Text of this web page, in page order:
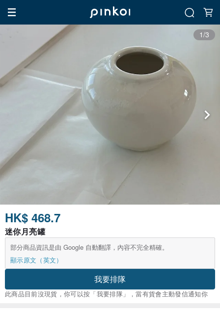
1/3
HK$ 468.7
迷你月亮罐
部分商品資訊是由 Google 自動翻譯，內容不完全精確。
顯示原文（英文）
我要排隊
此商品目前沒現貨，你可以按「我要排隊」，當有貨會主動發信通知你